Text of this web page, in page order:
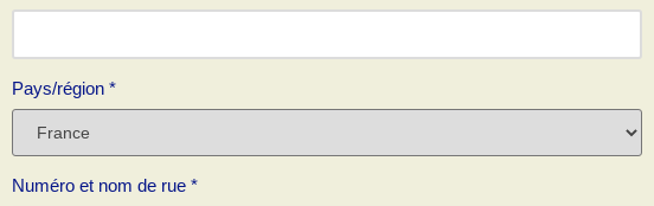
Pays/région *
Numéro et nom de rue *